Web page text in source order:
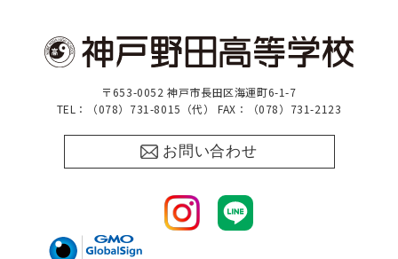
〒653-0052 神戸市長田区海運町6-1-7
TEL：（078）731-8015（代） FAX：（078）731-2123
お問い合わせ